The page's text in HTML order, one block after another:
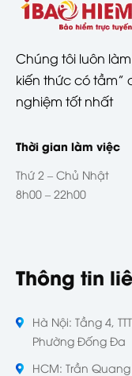
Chúng tôi luôn
kiến thức có tầm”
nghiệm tốt nhất
Thời gian làm việc
Thứ 2 – Chủ Nhật
8h00 – 22h00
Thông tin
Hà Nội: Tầng 4,
Phường Đống Đa
HCM: Trần